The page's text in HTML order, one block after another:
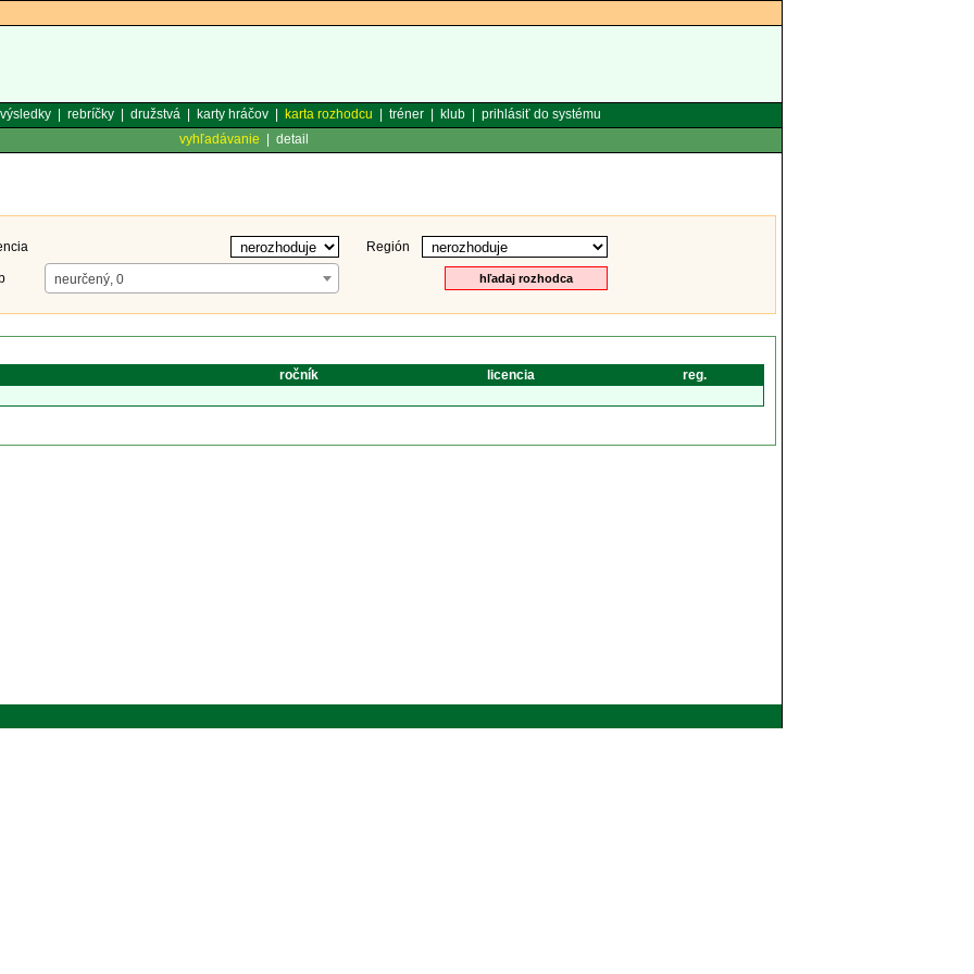
výsledky| rebríčky| družstvá| karty hráčov| karta rozhodcu tréner| klub| prihlásiť do systému
vyhľadávanie
detail
Región
neurčený, 0
ročník licencia
reg.